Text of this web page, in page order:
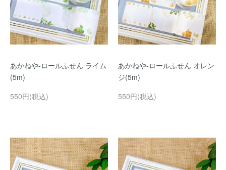
あかねや-ロールふせん ライム
(5m)
550円(税込)
あかねや-ロールふせん オレン
ジ(5m)
550円(税込)